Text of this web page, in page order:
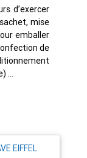
d’exercer
mise
emballer
de
…
EIFFEL